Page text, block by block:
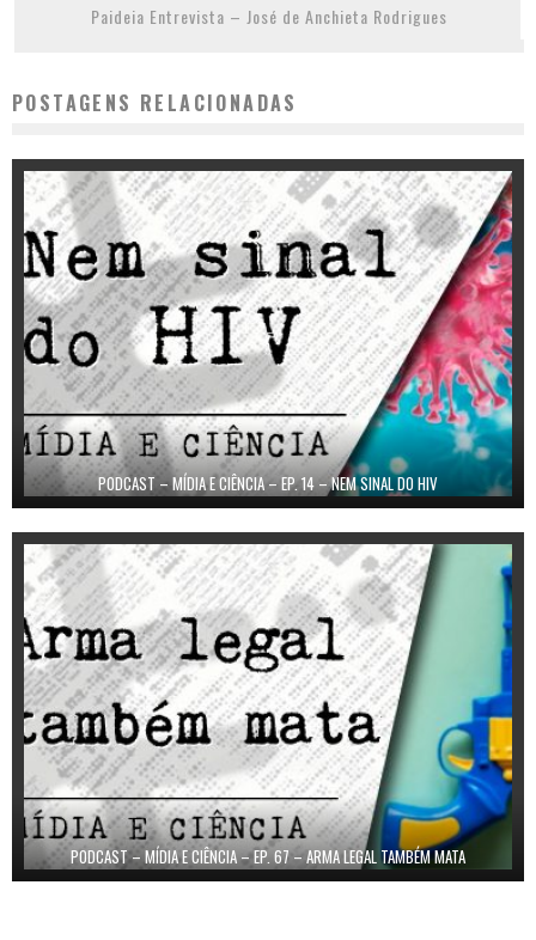
Paideia Entrevista – José de Anchieta Rodrigues
POSTAGENS RELACIONADAS
PODCAST – MÍDIA E CIÊNCIA – EP. 14 – NEM SINAL DO HIV
PODCAST – MÍDIA E CIÊNCIA – EP. 67 – ARMA LEGAL TAMBÉM MATA